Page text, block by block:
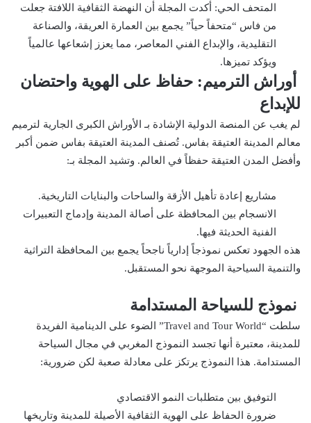
المتحف الحي: أكدت المجلة أن النهضة الثقافية اللافتة جعلت
من فاس “متحفاً حياً” يجمع بين العمارة العريقة، والصناعة
التقليدية، والإبداع الفني المعاصر، مما يعزز إشعاعها عالمياً
ويؤكد تميزها.
أوراش الترميم: حفاظ على الهوية واحتضان
للإبداع
لم يغب عن المنصة الدولية الإشادة بـ الأوراش الكبرى الجارية لترميم
معالم المدينة العتيقة بفاس. تُصنف المدينة العتيقة بفاس ضمن أكبر
وأفضل المدن العتيقة حفظاً في العالم. وتشيد المجلة بـ:
مشاريع إعادة تأهيل الأزقة والساحات والبنايات التاريخية.
الانسجام بين المحافظة على أصالة المدينة وإدماج التعبيرات
الفنية الحديثة فيها.
هذه الجهود تعكس نموذجاً إدارياً ناجحاً يجمع بين المحافظة التراثية
والتنمية السياحية الموجهة نحو المستقبل.
نموذج للسياحة المستدامة
سلطت “Travel and Tour World” الضوء على الدينامية الفريدة
للمدينة، معتبرة أنها تجسد النموذج المغربي في مجال السياحة
المستدامة. هذا النموذج يرتكز على معادلة صعبة لكن ضرورية:
التوفيق بين متطلبات النمو الاقتصادي
ضرورة الحفاظ على الهوية الثقافية الأصيلة للمدينة وتاريخها